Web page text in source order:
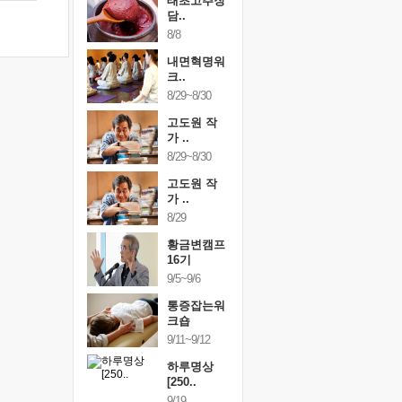
담..
8/8
내면혁명워
크..
8/29~8/30
고도원 작
가 ..
8/29~8/30
고도원 작
가 ..
8/29
황금변캠프
16기
9/5~9/6
통증잡는워
크숍
9/11~9/12
하루명상
[250..